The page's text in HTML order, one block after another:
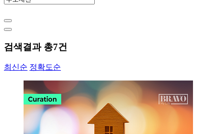
검색결과 총7건
최신순 정확도순